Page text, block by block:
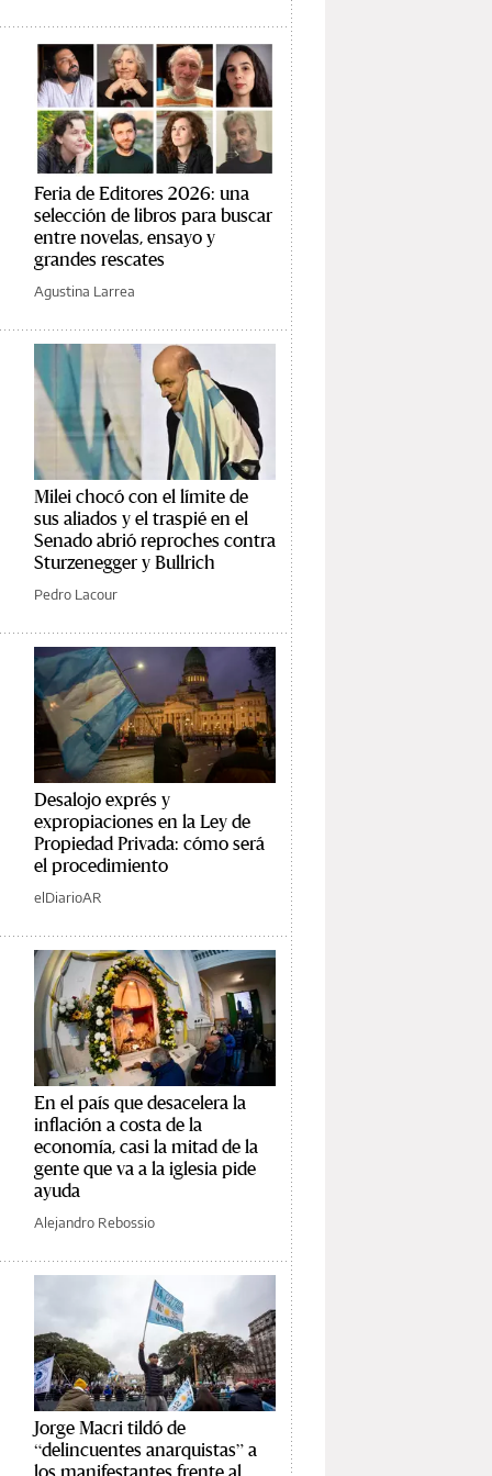
Feria de Editores 2026: una
selección de libros para buscar
entre novelas, ensayo y
grandes rescates
Agustina Larrea
Milei chocó con el límite de
sus aliados y el traspié en el
Senado abrió reproches contra
Sturzenegger y Bullrich
Pedro Lacour
Desalojo exprés y
expropiaciones en la Ley de
Propiedad Privada: cómo será
el procedimiento
elDiarioAR
En el país que desacelera la
inflación a costa de la
economía, casi la mitad de la
gente que va a la iglesia pide
ayuda
Alejandro Rebossio
Jorge Macri tildó de
“delincuentes anarquistas” a
los manifestantes frente al